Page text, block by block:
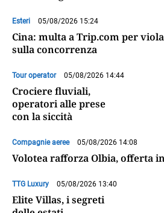
Esteri 05/08/2026 15:24
Cina: multa a Trip.com per
sulla concorrenza
Tour operator 05/08/2026 14:44
Crociere fluviali,
operatori alle prese
con la siccità
Compagnie aeree 05/08/2026 14:08
Volotea rafforza Olbia, offerta
TTG Luxury 05/08/2026 13:40
Elite Villas, i segreti